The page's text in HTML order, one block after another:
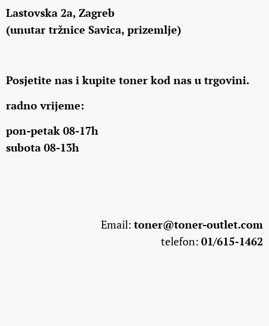
Lastovska 2a, Zagreb
(unutar tržnice Savica, prizemlje)
Posjetite nas i kupite toner kod nas u trgovini.
radno vrijeme:
pon-petak 08-17h
subota 08-13h
Email: toner@toner-outlet.com
telefon: 01/615-1462